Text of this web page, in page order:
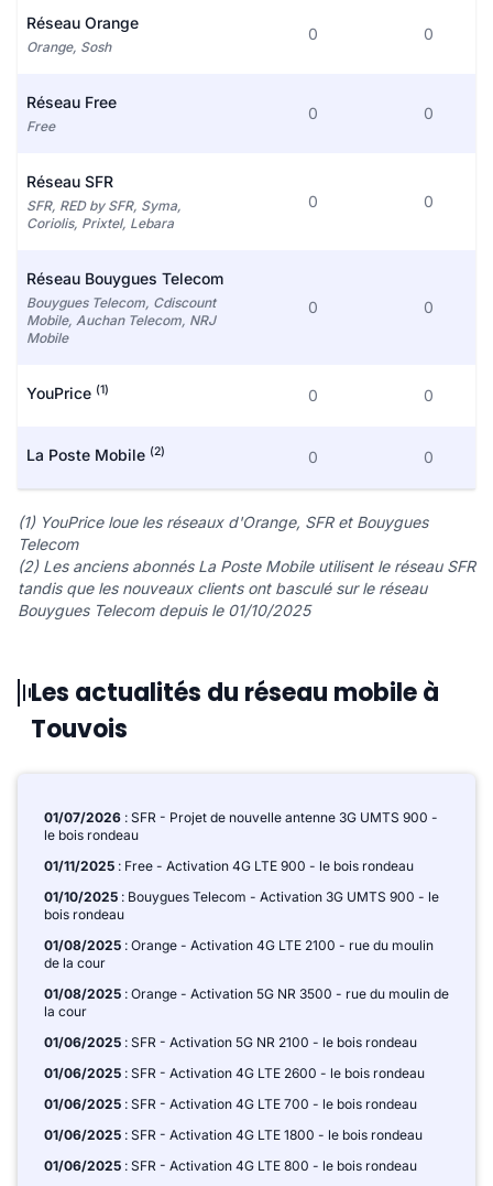
Réseau Orange
Orange, Sosh
0 0
Réseau Free
Free
0 0
Réseau SFR
SFR, RED by SFR, Syma,
Coriolis, Prixtel, Lebara
0 0
Réseau Bouygues Telecom
Bouygues Telecom, Cdiscount
Mobile, Auchan Telecom, NRJ
Mobile
0 0
YouPrice (1) 0 0
La Poste Mobile (2) 0 0
(1) YouPrice loue les réseaux d'Orange, SFR et Bouygues
Telecom
(2) Les anciens abonnés La Poste Mobile utilisent le réseau SFR
tandis que les nouveaux clients ont basculé sur le réseau
Bouygues Telecom depuis le 01/10/2025
Les actualités du réseau mobile à
Touvois
01/07/2026 : SFR - Projet de nouvelle antenne 3G UMTS 900 -
le bois rondeau
01/11/2025 : Free - Activation 4G LTE 900 - le bois rondeau
01/10/2025 : Bouygues Telecom - Activation 3G UMTS 900 - le
bois rondeau
01/08/2025 : Orange - Activation 4G LTE 2100 - rue du moulin
de la cour
01/08/2025 : Orange - Activation 5G NR 3500 - rue du moulin de
la cour
01/06/2025 : SFR - Activation 5G NR 2100 - le bois rondeau
01/06/2025 : SFR - Activation 4G LTE 2600 - le bois rondeau
01/06/2025 : SFR - Activation 4G LTE 700 - le bois rondeau
01/06/2025 : SFR - Activation 4G LTE 1800 - le bois rondeau
01/06/2025 : SFR - Activation 4G LTE 800 - le bois rondeau